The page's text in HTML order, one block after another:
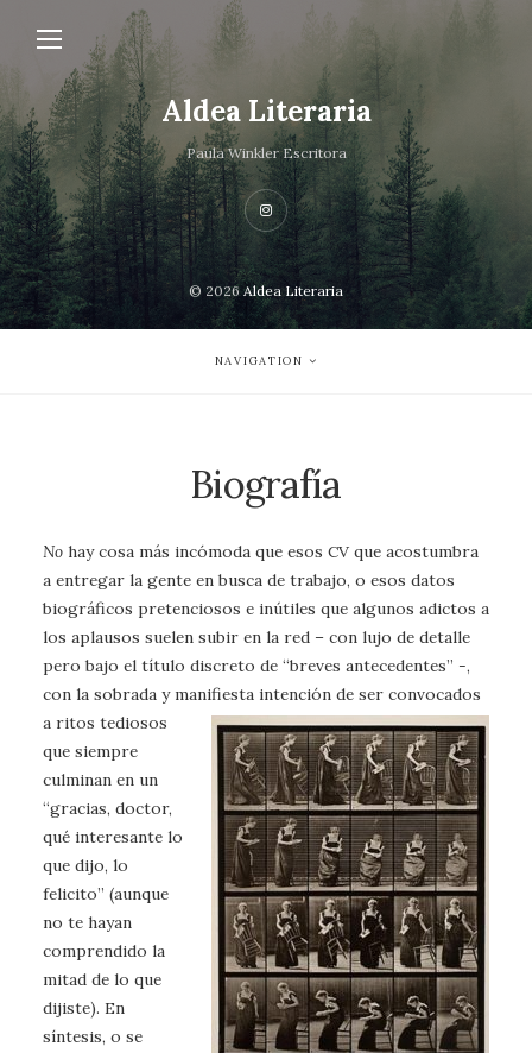
Aldea Literaria
Paula Winkler Escritora
© 2026 Aldea Literaria
NAVIGATION
Biografía
No hay cosa más incómoda que esos CV que acostumbra
a entregar la gente en busca de trabajo, o esos datos
biográficos pretenciosos e inútiles que algunos adictos a
los aplausos suelen subir en la red – con lujo de detalle
pero bajo el título discreto de “breves antecedentes” -,
con la sobrada y manifiesta intención de ser convocados
a ritos tediosos
que siempre
culminan en un
“gracias, doctor,
qué interesante lo
que dijo, lo
felicito” (aunque
no te hayan
comprendido la
mitad de lo que
dijiste). En
síntesis, o se